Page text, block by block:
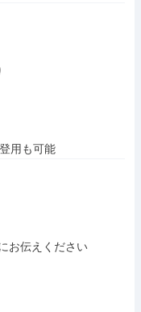
用も可能
お伝えください